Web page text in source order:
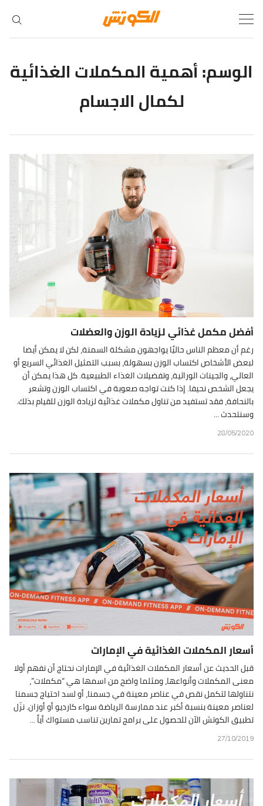
الوسم:أهمية المكملات الغذائية
لكمال الاجسام
أفضل مكمل غذائي لزيادة الوزن والعضلات
رغم أن معظم الناس حاليًا يواجهون مشكلة السمنة، لكن لا يمكن أيضا
لبعض الأشخاص اكتساب الوزن بسهولة، بسبب التمثيل الغذائي السريع أو
العالي، والجينات الوراثية، وتفضيلات الغذاء الطبيعية. كل هذا يمكن أن
يجعل الشخص نحيفا. إذا كنت تواجه صعوبة في اكتساب الوزن وتشعر
بالنحافة، فقد تستفيد من تناول مكملات غذائية لزيادة الوزن للقيام بذلك.
وسنتحدث ...
28/05/2020
أسعار المكملات الغذائية في الإمارات
قبل الحديث عن أسعار المكملات الغذائية في الإمارات نحتاج أن نفهم أولا
معنى المكملات وأنواعها، ومثلما واضح من اسمها هي “مكملات”،
نتناولها لتكمل نقص في عناصر معينة في جسمنا، أو لسد احتياج جسمنا
لعناصر معينة بنسبة أكبر عند ممارسة الرياضة سواء كارديو أو أوزان. نزّل
تطبيق الكوتش الآن للحصول على برامج تمارين تناسب مستواك أياً ...
27/10/2019